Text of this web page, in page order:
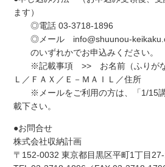
ます）
◎電話 03-3718-1896
◎メール info@shuunou-
のいずれかでお申込みください。
※記載事項 >> お名前（ふりがな
Ｌ／ＦＡＸ／Ｅ－ＭＡＩＬ／住所
※メールをご利用の方は、「1/15講
載下さい。
●お問合せ
株式会社収納計画
〒152-0032 東京都目黒区平町1丁目